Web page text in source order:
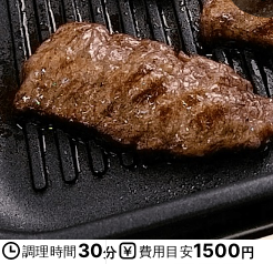
調理時間 30分 費用目安1500円